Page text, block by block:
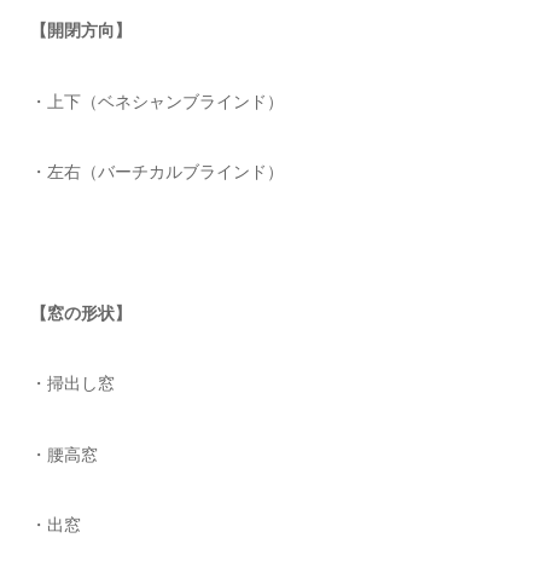
【開閉方向】
・上下（ベネシャンブラインド）
・左右（バーチカルブラインド）
【窓の形状】
・掃出し窓
・腰高窓
・出窓